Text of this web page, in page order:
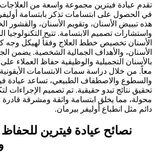
تقدم عيادة فيترين مجموعة واسعة من
في الحصول على ابتسامات تذكر بابتسامة
هذه تبييض الأسنان، وتقويم الأسنان، والقشور
واستشارات تصميم الابتسامة. تتيح التكنولوجيا
الأسنان تخصيص خطط العلاج وفقاً لهيكل
الأسنان، والأهداف الجمالية الشخصية. يضمن
بالأسنان التجميلية والوظيفية حفاظ العملاء
معاً. من خلال دراسة سمات الابتسامات
والسطوع والاصطفاف الطبيعي، تساعد عيادة
تحقيق نتائج تبدو حقيقية. تم تصميم الإجراءات
محولة، مما يخلق ابتسامة واثقة ومشرقة
دائم مثل انطباع أوليفر بيرمان.
نصائح عيادة فيترين